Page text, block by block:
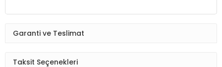
Garanti ve Teslimat
Taksit Seçenekleri